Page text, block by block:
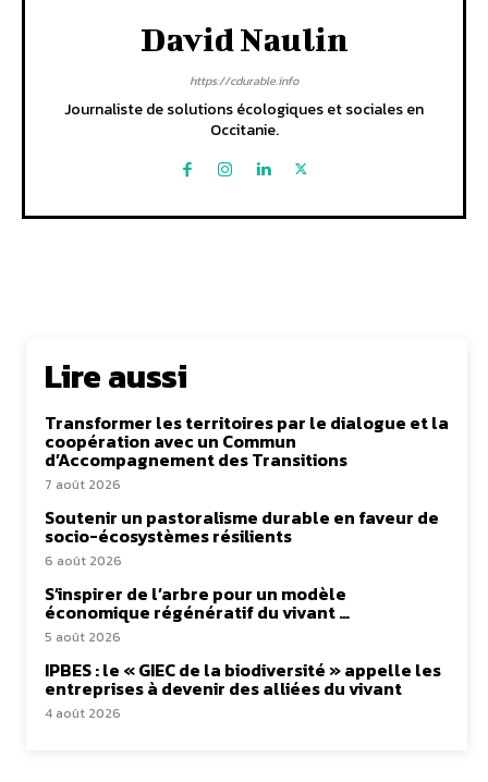
David Naulin
https://cdurable.info
Journaliste de solutions écologiques et sociales en
Occitanie.
Lire aussi
Transformer les territoires par le dialogue et la
coopération avec un Commun
d’Accompagnement des Transitions
7 août 2026
Soutenir un pastoralisme durable en faveur de
socio-écosystèmes résilients
6 août 2026
S’inspirer de l’arbre pour un modèle
économique régénératif du vivant …
5 août 2026
IPBES : le « GIEC de la biodiversité » appelle les
entreprises à devenir des alliées du vivant
4 août 2026